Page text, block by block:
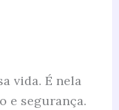
vida. É nela
e segurança.